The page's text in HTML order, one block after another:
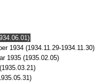
1934 (1934.11.29-1934.11.30)
1935 (1935.02.05)